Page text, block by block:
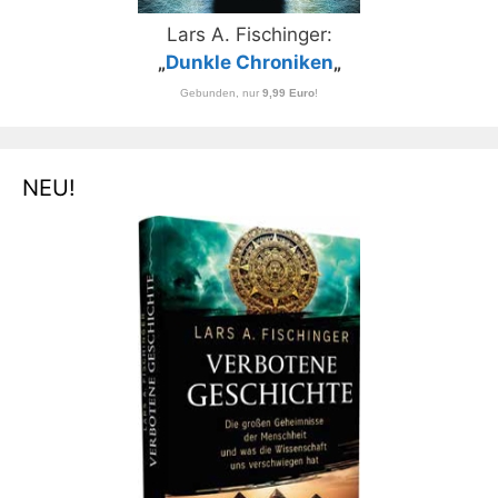
Lars A. Fischinger:
„Dunkle Chroniken„
Gebunden, nur 9,99 Euro!
NEU!